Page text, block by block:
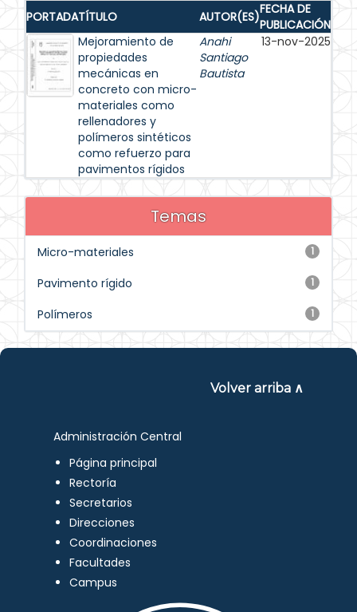
PORTADATÍTULO AUTOR(ES)FECHA DE
PUBLICACIÓN
Mejoramiento de
propiedades
mecánicas en
concreto con micro-
materiales como
rellenadores y
polímeros sintéticos
como refuerzo para
pavimentos rígidos
Anahi
Santiago
Bautista
13-nov-2025
Temas
1
Micro-materiales
1
Pavimento rígido
1
Polímeros
Volver arriba ∧
Administración Central
Página principal
Rectoría
Secretarios
Direcciones
Coordinaciones
Facultades
Campus